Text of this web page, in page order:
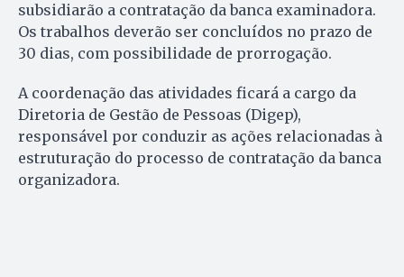
subsidiarão a contratação da banca examinadora.
Os trabalhos deverão ser concluídos no prazo de
30 dias, com possibilidade de prorrogação.
A coordenação das atividades ficará a cargo da
Diretoria de Gestão de Pessoas (Digep),
responsável por conduzir as ações relacionadas à
estruturação do processo de contratação da banca
organizadora.